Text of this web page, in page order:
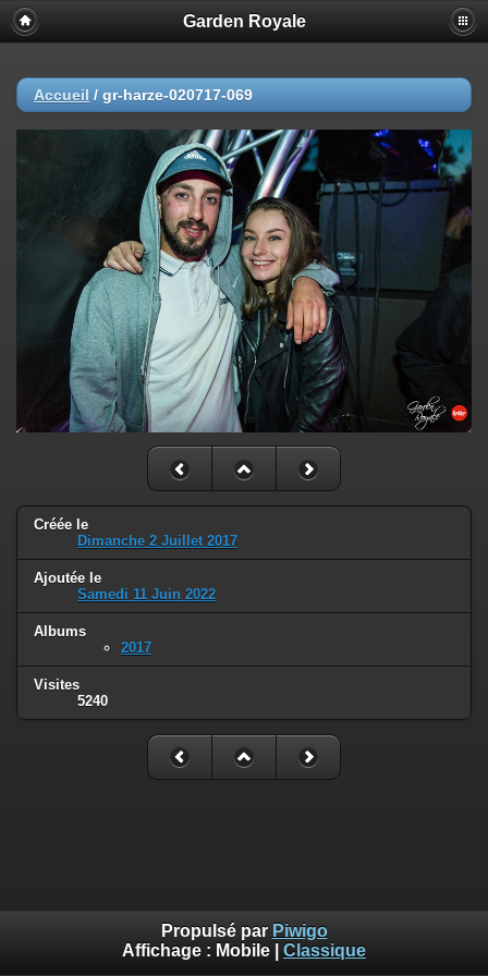
Garden Royale
Accueil / gr-harze-020717-069
Créée le
Dimanche 2 Juillet 2017
Ajoutée le
Samedi 11 Juin 2022
Albums
2017
Visites
5240
Propulsé par Piwigo
Affichage : Mobile Classique